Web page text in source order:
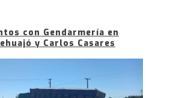
con Gendarmería en
y Carlos Casares